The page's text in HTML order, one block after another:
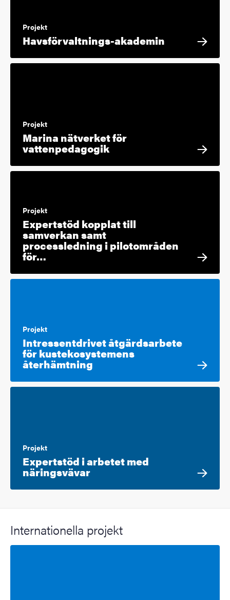
Projekt
Havsförvaltnings-akademin
Projekt
Marina nätverket för
vattenpedagogik
Projekt
Expertstöd kopplat till
samverkan samt
processledning i pilotområden
för…
Projekt
Intressentdrivet åtgärdsarbete
för kustekosystemens
återhämtning
Projekt
Expertstöd i arbetet med
näringsvävar
Internationella projekt